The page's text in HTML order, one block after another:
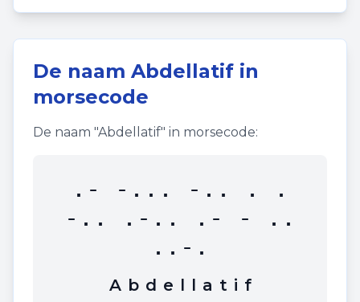
De naam Abdellatif in
morsecode
De naam "Abdellatif" in morsecode:
.- -... -.. . .
-.. .-.. .- - ..
..-.
A b d e l l a t i f